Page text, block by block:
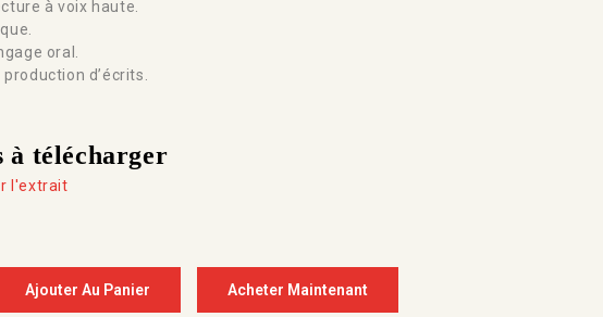
à voix haute.
oral.
d’écrits.
à télécharger
l'extrait
Ajouter Au Panier Acheter Maintenant